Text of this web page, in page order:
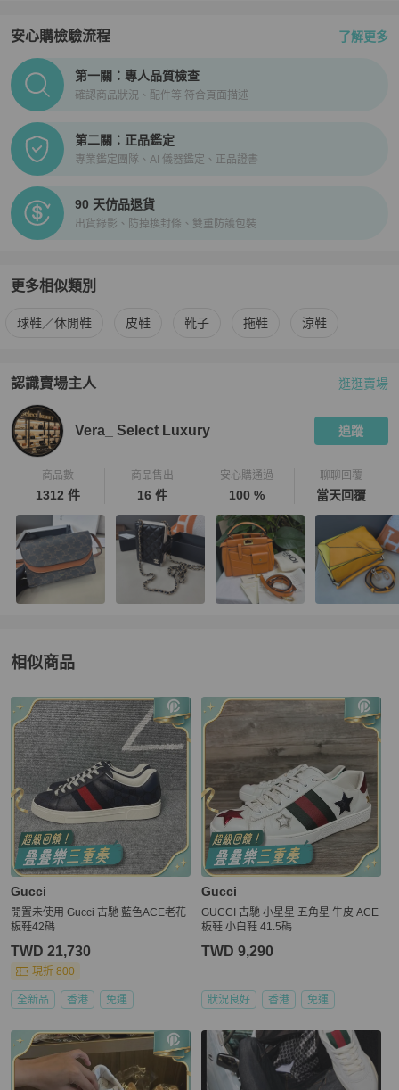
安心購檢驗流程 了解更多
PopChill拍拍圈正品驗證、安心購檢驗流程介紹
第一關：專人品質檢查
確認商品狀況、配件等 符合頁面描述
第二關：正品鑑定
專業鑑定團隊、AI 儀器鑑定、正品證書
90 天仿品退貨
出貨錄影、防掉換封條、雙重防護包裝
更多相似類別
更多Gucci男鞋 相似商品推薦
球鞋／休閒鞋 皮鞋 靴子 拖鞋 涼鞋
認識賣場主人
PopChill 拍拍圈嚴選賣家
逛逛賣場
Vera_ Select Luxury 追蹤
商品數
1312 件
商品售出
16 件
安心購通過
100 %
聊聊回覆
當天回覆
相似商品
更多相似Gucci男鞋推薦精品
Gucci
閒置未使用 Gucci 古馳 藍色ACE老花
板鞋42碼
TWD 21,730
現折 800
全新品 香港 免運
Gucci
GUCCI 古馳 小星星 五角星 牛皮 ACE
板鞋 小白鞋 41.5碼
TWD 9,290
狀況良好 香港 免運